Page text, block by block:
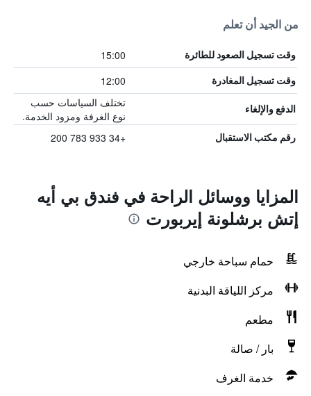
من الجيد أن تعلم
وقت تسجيل الصعود للطائرة 15:00
وقت تسجيل المغادرة 12:00
الدفع والإلغاء
تختلف السياسات حسب
نوع الغرفة ومزود الخدمة.
رقم مكتب الاستقبال +34 933 783 200
المزايا ووسائل الراحة في فندق بي أيه
إتش برشلونة إيربورت
حمام سباحة خارجي
مركز اللياقة البدنية
مطعم
بار / صالة
خدمة الغرف